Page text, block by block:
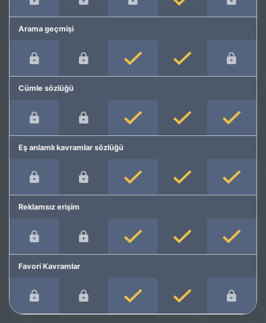
Arama geçmişi
Cümle sözlüğü
Eş anlamlı kavramlar sözlüğü
Reklamsız erişim
Favori Kavramlar